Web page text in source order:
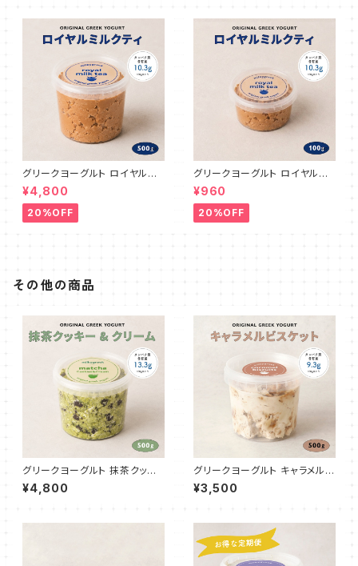
グリークヨーグルト ロイヤルミ
ルクティ 500g
¥4,800
20%OFF
グリークヨーグルト ロイヤルミ
ルクティ 100g
¥960
20%OFF
その他の商品
グリークヨーグルト 抹茶クッキ
ー&クリーム 500g
¥4,800
グリークヨーグルト キャラメルビ
スケット 500g
¥3,500